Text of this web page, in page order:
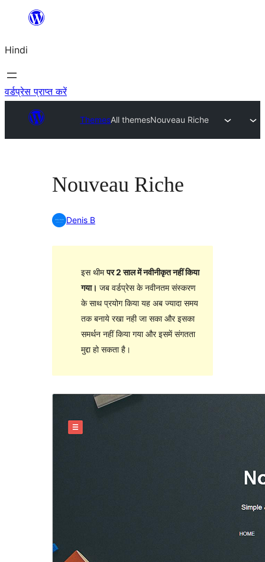
सामग्री
जाएं
Hindi
वर्डप्रेस प्राप्त करें
ThemesAll themesNouveau Riche
Nouveau Riche
Denis B
इस थीमपर 2 साल में नवीनीकृत नहीं किया
गया। जब वर्डप्रेस के नवीनतम संस्करण
के साथ प्रयोग किया यह अब ज्यादा समय
तक बनाये रखा नही जा सका और इसका
समर्थन नहीं किया गया और इसमें संगतता
मुद्दा हो सकता है।